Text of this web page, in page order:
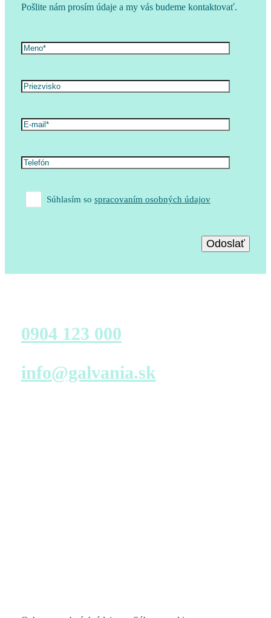
Pošlite nám prosím údaje a my vás budeme kontaktovať.
Súhlasím so spracovaním osobných údajov
0904 123 000
info@galvania.sk